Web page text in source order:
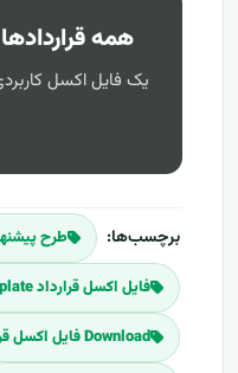
همه
یک فایل اکسل
برچسب‌ها: طرح
فایل اکسل قرارداد Themplate
Download فایل اکسل قرارداد